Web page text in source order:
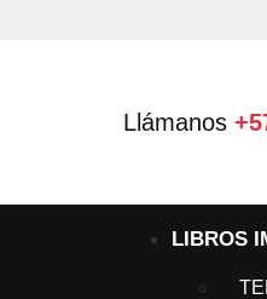
Llámanos
LIBROS